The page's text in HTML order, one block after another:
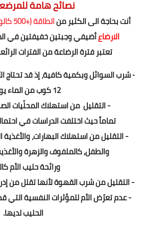
نصائح هامة
أنتبحاجة الى الكثير منالطاقة (+500 كالوري يوميا)
الارضاعأضيفي وجبتينخفيفتين في
تعتبر فترة الرضاعة من الفترات
- شرب السوائل وبكمية كافية، إذ قد تحتاج
12 كوب
من الماء
-التقليل من استهلاك المحلّيات
تماماًحيثاختلفت الدراسات في
- التقليل من استهلاك البهارات، والأغذية
والطفل, كالملفوف والزهرة
ورائحة حليب الأم
- التقليل من شرب القهوة لأنها تقلل من
- عدم تعرّض الأم للمؤثرات النفسية التي
الحليب لديها.